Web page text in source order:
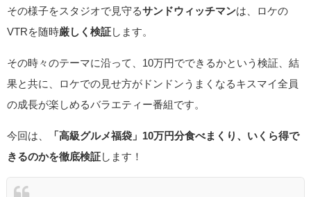
その様子をスタジオで見守るサンドウィッチマンは、ロケの
VTRを随時厳しく検証 します。
その時々のテーマに沿って、10万円でできるかという検証、結
果と共に、ロケでの見せ方がドンドンうまくなるキスマイ全員
の成長が楽しめるバラエティー番組です。
今回は、
「高級グルメ福袋」10万円分食べまくり、いくら得で
きるのかを徹底検証 します！